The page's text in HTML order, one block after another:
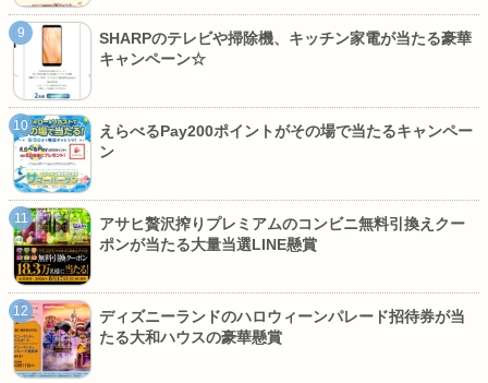
SHARPのテレビや掃除機、キッチン家電が当たる豪華
キャンペーン☆
えらべるPay200ポイントがその場で当たるキャンペー
ン
アサヒ贅沢搾りプレミアムのコンビニ無料引換えクー
ポンが当たる大量当選LINE懸賞
ディズニーランドのハロウィーンパレード招待券が当
たる大和ハウスの豪華懸賞